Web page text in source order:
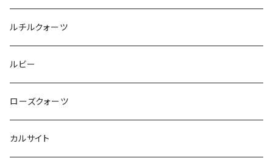
ルチルクォーツ
ルビー
ローズクォーツ
カルサイト